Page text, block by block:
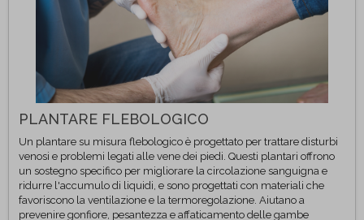
PLANTARE FLEBOLOGICO
Un plantare su misura flebologico è progettato per trattare disturbi
venosi e problemi legati alle vene dei piedi. Questi plantari offrono
un sostegno specifico per migliorare la circolazione sanguigna e
ridurre l'accumulo di liquidi, e sono progettati con materiali che
favoriscono la ventilazione e la termoregolazione. Aiutano a
prevenire gonfiore, pesantezza e affaticamento delle gambe